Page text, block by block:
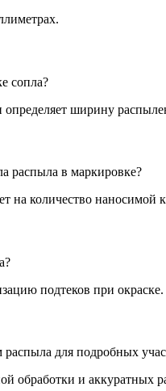
сопла?
определяет ширину
распыла в маркировке?
на количество наносимой
подтеков при окраске.
для подробных
обработки и аккуратных